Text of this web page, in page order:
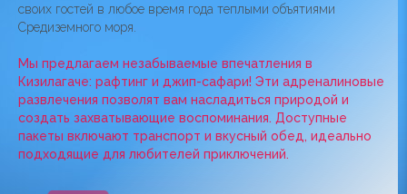
своих гостей в любое время года теплыми объятиями
Средиземного моря.
Мы предлагаем незабываемые впечатления в
Кизилагаче: рафтинг и джип-сафари! Эти адреналиновые
развлечения позволят вам насладиться природой и
создать захватывающие воспоминания. Доступные
пакеты включают транспорт и вкусный обед, идеально
подходящие для любителей приключений.